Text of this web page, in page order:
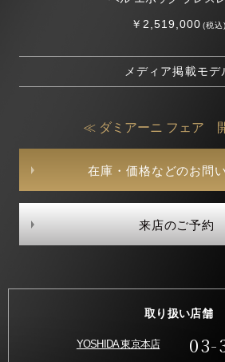
￥2,519,000(税込)
メディア掲載モデ
≪ ダミアーニ フェア
在庫・価格などのお問
来店のご予約
取り扱い店舗
YOSHIDA 東京本店 03-